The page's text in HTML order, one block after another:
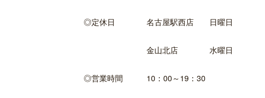
◎定休日 名古屋駅西店 日曜日
金山北店 水曜日
◎営業時間 10：00～19：30